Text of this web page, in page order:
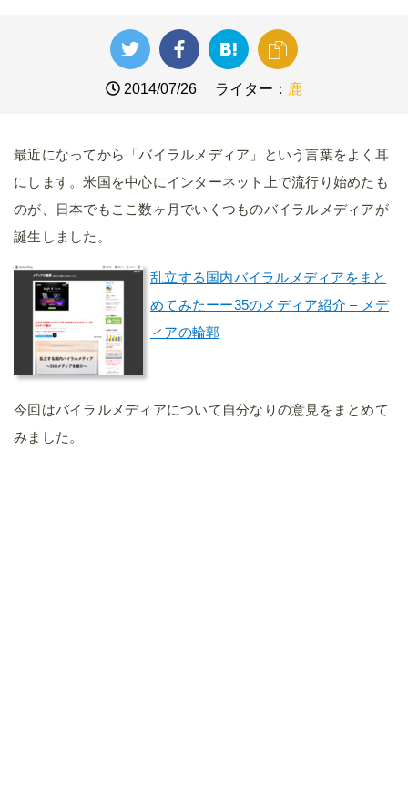
2014/07/26 ライター： 鹿
最近になってから「バイラルメディア」という言葉をよく耳
にします。米国を中心にインターネット上で流行り始めたも
のが、日本でもここ数ヶ月でいくつものバイラルメディアが
誕生しました。
乱立する国内バイラルメディアをまと
めてみたーー35のメディア紹介 – メデ
ィアの輪郭
今回はバイラルメディアについて自分なりの意見をまとめて
みました。